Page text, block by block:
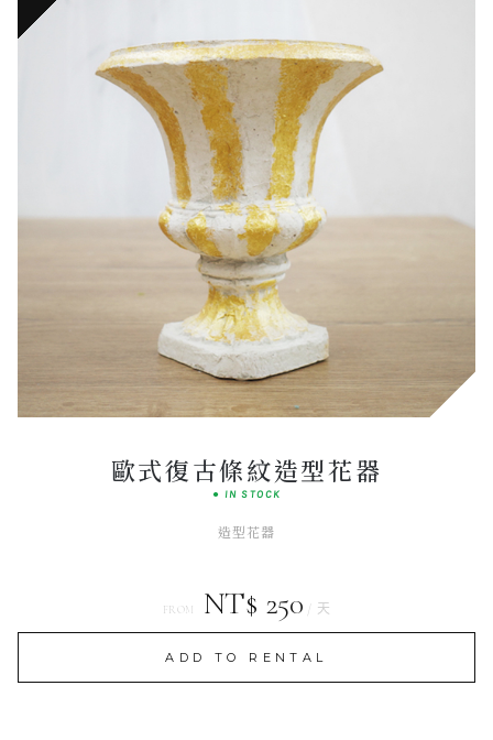
Elegant
歐式復古條紋造型花器
● IN STOCK
造型花器
FROM NT$ 250 / 天
ADD TO RENTAL